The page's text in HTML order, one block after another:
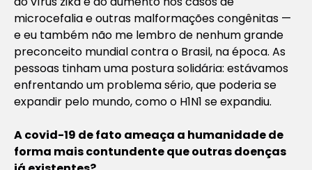
microcefalia e outras malformações congênitas —
e eu também não me lembro de nenhum grande
preconceito mundial contra o Brasil, na época. As
pessoas tinham uma postura solidária: estávamos
enfrentando um problema sério, que poderia se
expandir pelo mundo, como o H1N1 se expandiu.
A covid-19 de fato ameaça a humanidade de
forma mais contundente que outras doenças